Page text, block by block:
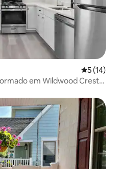
5 de uma
5 (14)
em Wildwood Crest,